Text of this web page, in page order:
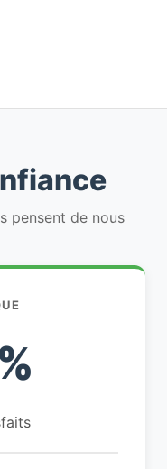
pensent de nous